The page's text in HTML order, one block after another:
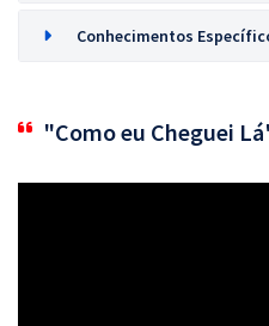
Conhecimentos
"Como eu Cheguei